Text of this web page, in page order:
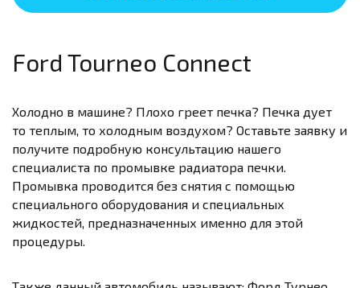
Ford Tourneo Connect
Холодно в машине? Плохо греет печка? Печка дует
то теплым, то холодным воздухом? Оставьте заявку и
получите подробную консультацию нашего
специалиста по промывке радиатора печки.
Промывка проводится без снятия с помощью
специального оборудования и специальных
жидкостей, предназначенных именно для этой
процедуры.